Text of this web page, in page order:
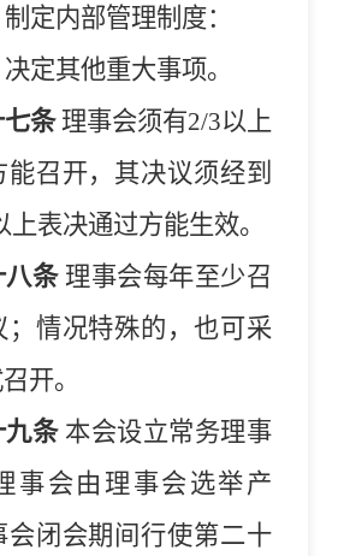
制定内部管理制度：
定其他重大事项。
条理事会须有2/3以上
召开，其决议须经到
上表决通过方能生效。
八条理事会每年至少召
；情况特殊的，也可采
开。
九条本会设立常务理事
事会由理事会选举产
会闭会期间行使第二十